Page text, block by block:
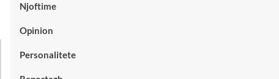
Njoftime
Opinion
Personalitete